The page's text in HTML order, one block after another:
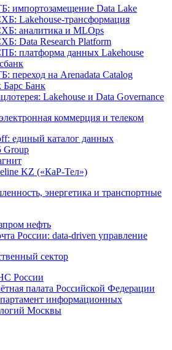
импортозамещение Data Lake
Lakehouse-трансформация
аналитика и MLOps
Data Research Platform
платформа данных Lakehouse
переход на Arenadata Catalog
Барс Банк
Lakehouse и Data Governance
коммерция и телеком
единый каталог данных
Group
KZ («КаР-Тел»)
энергетика и транспортные
нефть
России: data-driven управление
сектор
России
палата Российской Федерации
информационных
Москвы